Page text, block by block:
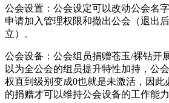
公会设置：公会设定可以改动公会名
申请加入管理权限和撤出公会（退出
立）。
公会设备：公会组员捐赠苍玉/裸钻开
以为全公会的组员提升特性加持，公
权直到级别变成0也就是未激活，因此
的捐赠才可以维持公会设备的工作能力